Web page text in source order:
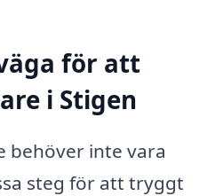
för att
i Stigen
behöver inte vara
steg för att tryggt